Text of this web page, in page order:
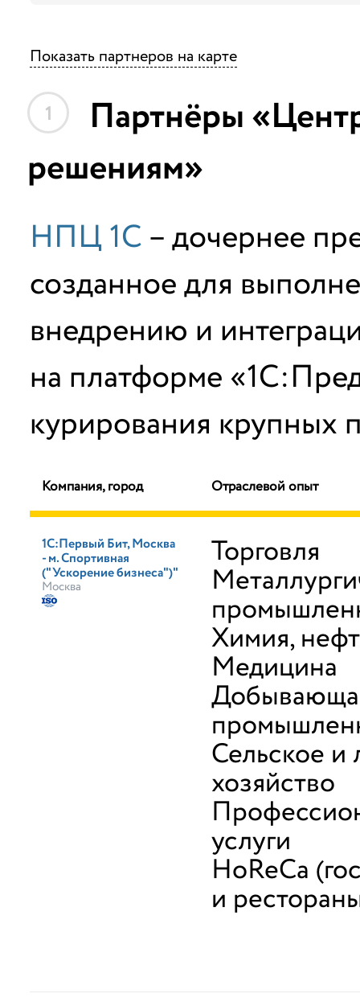
Показать партнеров на карте
1
Партнёры
решениям»
НПЦ 1С– дочернее
созданное для
внедрению и
на платформе
курирования крупных
Компания, город Отраслевой опыт
1С:Первый Бит, Москва
- м. Спортивная
("Ускорение бизнеса")"
Москва
Торговля
Химия,
Медицина
Сельское и
хозяйство
услуги
HoReCa
и